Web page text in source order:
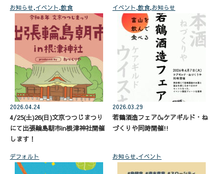
お知らせ,イベント,飲食
2026.04.24
4/25(土)26(日)文京つつじまつり
にて出張輪島朝市in根津神社開催
します！
イベント,飲食,お知らせ
2026.03.29
若鶴酒造フェア🍶ケアギルド・ね
づくりや同時開催!!
デフォルト お知らせ,イベント